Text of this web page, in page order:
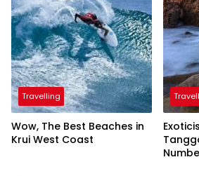
Travelling
Wow, The Best Beaches in
Krui West Coast